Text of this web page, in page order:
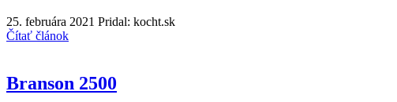
25. februára 2021 Pridal: kocht.sk
Čítať článok
Branson 2500